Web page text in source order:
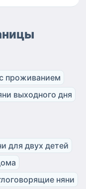
проживанием
выходного дня
для двух детей
няни